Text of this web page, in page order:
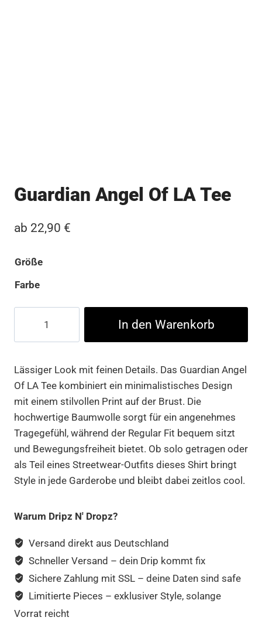
Guardian Angel Of LA Tee
ab 22,90 €
Größe
Farbe
Of
Tee
Menge
In den Warenkorb
Lässiger Look mit feinen Details. Das Guardian Angel
Of LA Tee kombiniert ein minimalistisches Design
mit einem stilvollen Print auf der Brust. Die
hochwertige Baumwolle sorgt für ein angenehmes
Tragegefühl, während der Regular Fit bequem sitzt
und Bewegungsfreiheit bietet. Ob solo getragen oder
als Teil eines Streetwear-Outfits dieses Shirt bringt
Style in jede Garderobe und bleibt dabei zeitlos cool.
Warum Dripz N' Dropz?
Versand direkt aus Deutschland
Schneller Versand – dein Drip kommt fix
Sichere Zahlung mit SSL – deine Daten sind safe
Limitierte Pieces – exklusiver Style, solange
Vorrat reicht